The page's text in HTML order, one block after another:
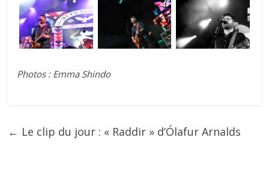
Photos : Emma Shindo
← Le clip du jour : « Raddir » d’Ólafur Arnalds